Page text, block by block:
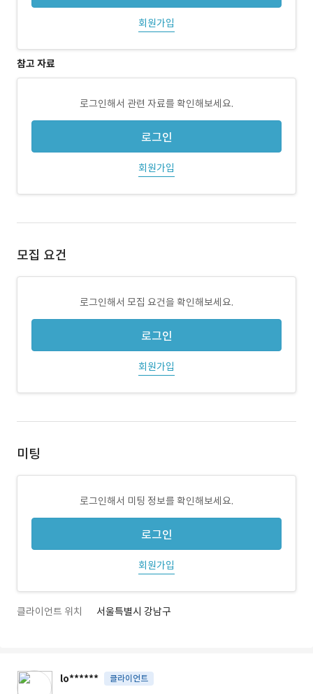
회원가입
참고 자료
로그인해서 관련 자료를 확인해보세요.
로그인
회원가입
모집 요건
로그인해서 모집 요건을 확인해보세요.
로그인
회원가입
미팅
로그인해서 미팅 정보를 확인해보세요.
로그인
회원가입
클라이언트 위치 서울특별시 강남구
lo****** 클라이언트